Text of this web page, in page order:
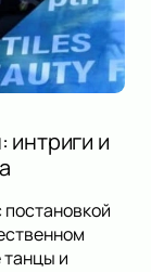
и
постановкой
танцы и